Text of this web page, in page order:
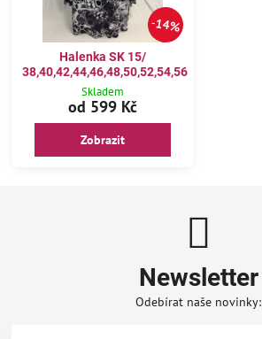
14%
Halenka SK 15/
38,40,42,44,46,48,50,52,54,56
Skladem
od 599 Kč
Zobrazit
Newsletter
Odebírat naše novinky: